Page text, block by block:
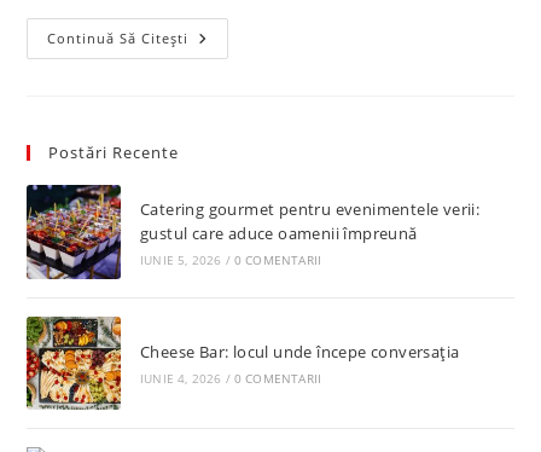
Continuă Să Citești Aceto
Balsamico
Postări Recente
Catering gourmet pentru evenimentele verii:
gustul care aduce oamenii împreună
IUNIE 5, 2026 / 0 COMENTARII
Cheese Bar: locul unde începe conversația
IUNIE 4, 2026 / 0 COMENTARII